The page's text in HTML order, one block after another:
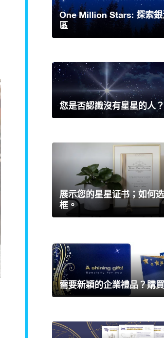
One Million Stars: 探索銀
區
您是否認識沒有星星的人？
展示您的星星证书；如何
框。
需要新穎的企業禮品？購